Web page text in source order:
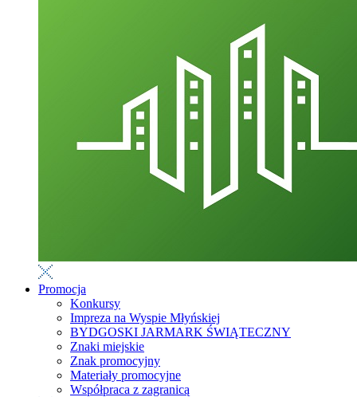
Promocja
Konkursy
Impreza na Wyspie Młyńskiej
BYDGOSKI JARMARK ŚWIĄTECZNY
Znaki miejskie
Znak promocyjny
Materiały promocyjne
Współpraca z zagranicą